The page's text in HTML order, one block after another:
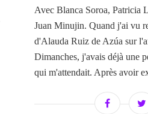
Avec Blanca Soroa, Patricia
Juan Minujin. Quand j'ai vu
d'Alauda Ruiz de Azúa sur
Dimanches, j'avais déjà une
qui m'attendait. Après avoir